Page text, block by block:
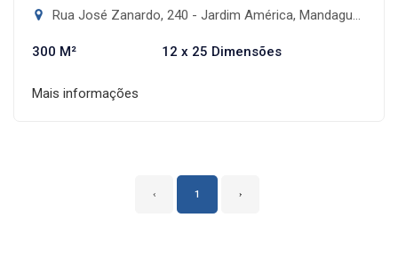
Rua José Zanardo, 240 - Jardim América, Mandaguari-PR
300 M² 12 x 25 Dimensões
Mais informações
‹ 1 ›